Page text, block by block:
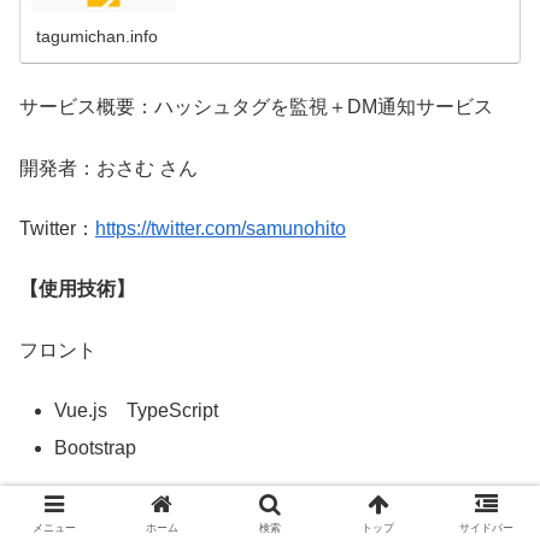
tagumichan.info
サービス概要：ハッシュタグを監視＋DM通知サービス
開発者：おさむ さん
Twitter： https://twitter.com/samunohito
【使用技術】
フロント
Vue.js TypeScript
Bootstrap
バックエンド
メニュー ホーム 検索 トップ サイドバー